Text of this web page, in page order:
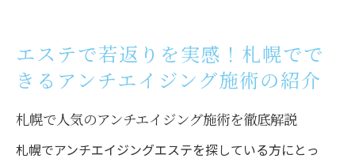
術とその効果
札幌で人気のエステ施術がもたらす肌の輝
き
エステ施術で肌の輝きを取り戻す札幌での
実例
エステで若返りを実感！札幌でで
きるアンチエイジング施術の紹介
札幌で人気のアンチエイジング施術を徹底解説
札幌でアンチエイジングエステを探している方にとっ